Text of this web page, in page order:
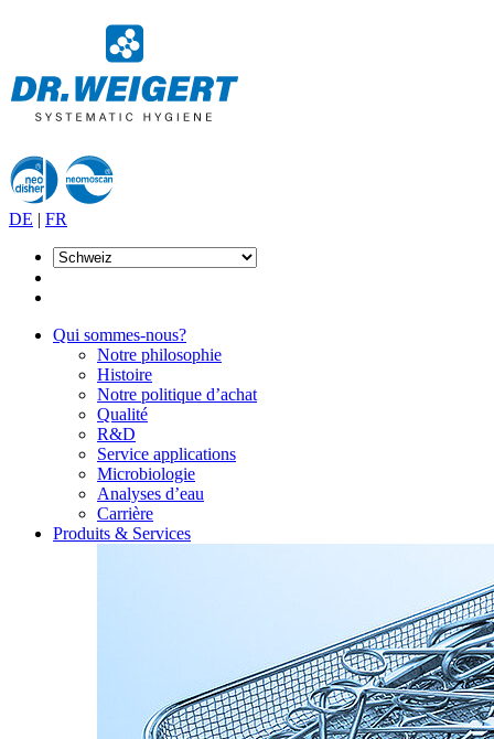
DE | FR
Qui sommes-nous?
Notre philosophie
Histoire
Notre politique d’achat
Qualité
R&D
Service applications
Microbiologie
Analyses d’eau
Carrière
Produits & Services